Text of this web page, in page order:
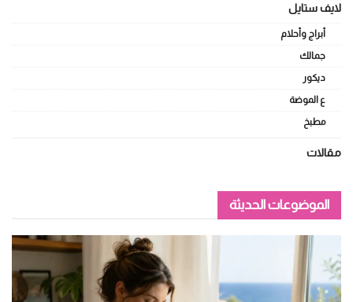
لايف ستايل
أبراج وأحلام
جمالك
ديكور
ع الموضة
مطبخ
مقالات
الموضوعات الحديثة